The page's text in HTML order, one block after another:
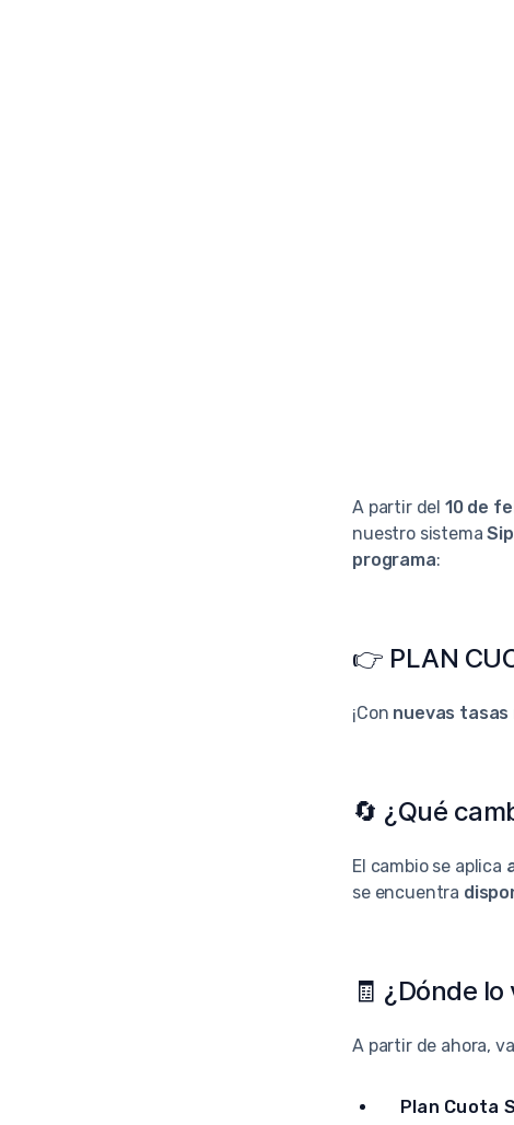
A partir del 10 de
nuestro sistema
programa:
👉 PLAN
¡Con nuevas tasas
🔄 ¿Qué
El cambio se aplica
se encuentra
🧾 ¿Dónde
A partir de ahora,
Plan Cuota